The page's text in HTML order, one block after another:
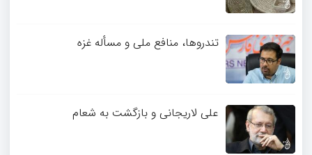
تندروها، منافع ملی و مسأله غزه
علی لاریجانی و بازگشت به شعام